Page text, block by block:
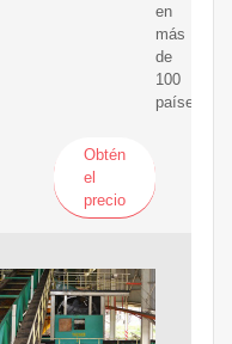
en
más
de
100
países.
Obtén
el
precio